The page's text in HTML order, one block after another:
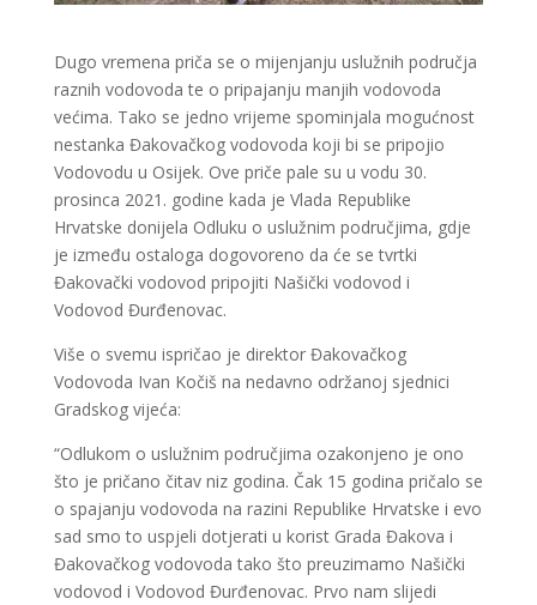
Dugo vremena priča se o mijenjanju uslužnih područja
raznih vodovoda te o pripajanju manjih vodovoda
većima. Tako se jedno vrijeme spominjala mogućnost
nestanka Đakovačkog vodovoda koji bi se pripojio
Vodovodu u Osijek. Ove priče pale su u vodu 30.
prosinca 2021. godine kada je Vlada Republike
Hrvatske donijela Odluku o uslužnim područjima, gdje
je između ostaloga dogovoreno da će se tvrtki
Đakovački vodovod pripojiti Našički vodovod i
Vodovod Đurđenovac.
Više o svemu ispričao je direktor Đakovačkog
Vodovoda Ivan Kočiš na nedavno održanoj sjednici
Gradskog vijeća:
“Odlukom o uslužnim područjima ozakonjeno je ono
što je pričano čitav niz godina. Čak 15 godina pričalo se
o spajanju vodovoda na razini Republike Hrvatske i evo
sad smo to uspjeli dotjerati u korist Grada Đakova i
Đakovačkog vodovoda tako što preuzimamo Našički
vodovod i Vodovod Đurđenovac. Prvo nam slijedi